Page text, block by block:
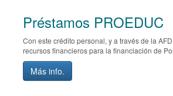
Préstamos PROEDUC
Con este crédito personal, y a través de la
recursos financieros para la financiación de
Más info.